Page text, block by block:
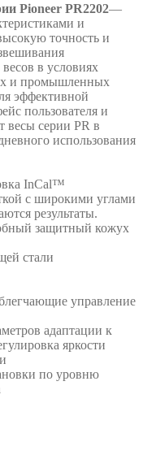
Pioneer PR2202—
и
точность и
в условиях
и промышленных
эффективной
пользователя и
весы серии PR в
использования
InCal™
с широкими углами
результаты.
защитный кожух
стали
управление
адаптации к
яркости
по уровню